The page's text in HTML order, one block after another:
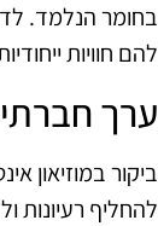
בחומר הנלמד.
להם חוויות
ערך חברתי
ביקור במוזיאון
להחליף רעיונות